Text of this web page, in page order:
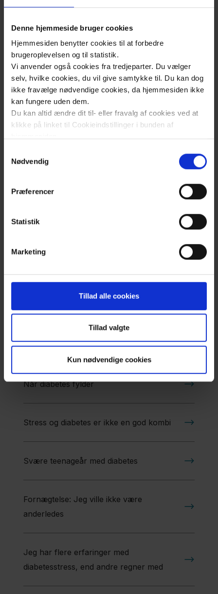
Denne hjemmeside bruger cookies
Hjemmesiden benytter cookies til at forbedre
brugeroplevelsen og til statistik.
Vi anvender også cookies fra tredjeparter. Du vælger
selv, hvilke cookies, du vil give samtykke til. Du kan dog
ikke fravælge nødvendige cookies, da hjemmesiden ikke
kan fungere uden dem.
Du kan altid ændre dit til- eller fravalg af cookies ved at
klikke på linket til Cookieindstillinger i bunden af
Læs mere om brugen af cookies på vores hjemmeside
Læs mere om vores behandling af personoplysninger
her.
Nødvendig
Præferencer
Statistik
Marketing
Tillad alle cookies
Tillad valgte
Kun nødvendige cookies
Hvem er jeg nu?
Når du bekymrer dig om diabetes
Diabetes og spiseforstyrrelser
Når diabetes trætter mig
Diabetes og angst
Når diabetes fylder
Stress og diabetes er ikke en god kombi
Svære teenageår med diabetes
Fornægtelse: Jeg ville ikke være
anderledes
Jeg har flere erfaringer med
diabetesstress, end andre regner med